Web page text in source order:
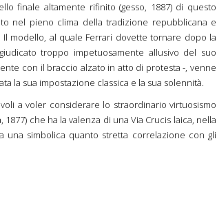
finale altamente rifinito (gesso, 1887) di questo
nel pieno clima della tradizione repubblicana e
Il modello, al quale Ferrari dovette tornare dopo la
troppo impetuosamente allusivo del suo
con il braccio alzato in atto di protesta -, venne
la sua impostazione classica e la sua solennità.
a voler considerare lo straordinario virtuosismo
che ha la valenza di una Via Crucis laica, nella
simbolica quanto stretta correlazione con gli